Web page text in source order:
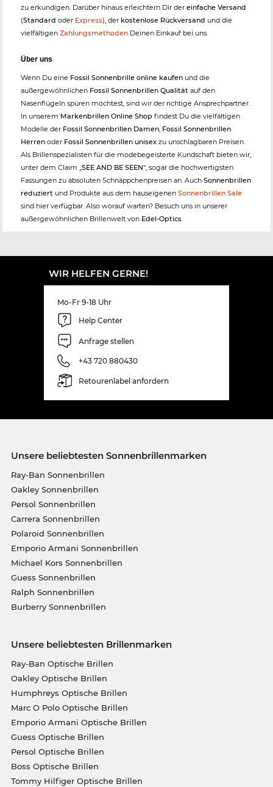
zu erkundigen. Darüber hinaus erleichtern Dir der einfache Versand
(Standard oder Express), der kostenlose Rückversand und die
vielfältigen Zahlungsmethoden Deinen Einkauf bei uns.
Über uns
Wenn Du eine Fossil Sonnenbrille online kaufen und die
außergewöhnlichen Fossil Sonnenbrillen Qualität auf den
Nasenflügeln spüren möchtest, sind wir der richtige Ansprechpartner.
In unserem Markenbrillen Online Shop findest Du die vielfältigen
Modelle der Fossil Sonnenbrillen Damen, Fossil Sonnenbrillen
Herren oder Fossil Sonnenbrillen unisex zu unschlagbaren Preisen.
Als Brillenspezialisten für die modebegeisterte Kundschaft bieten wir,
unter dem Claim „SEE AND BE SEEN“, sogar die hochwertigsten
Fassungen zu absoluten Schnäppchenpreisen an. Auch Sonnenbrillen
reduziert und Produkte aus dem hauseigenen Sonnenbrillen Sale
sind hier verfügbar. Also worauf warten? Besuch uns in unserer
außergewöhnlichen Brillenwelt von Edel-Optics.
WIR HELFEN GERNE!
Mo-Fr 9-18 Uhr
Help Center
Anfrage stellen
+43 720 880430
Retourenlabel anfordern
Unsere beliebtesten Sonnenbrillenmarken
Ray-Ban Sonnenbrillen
Oakley Sonnenbrillen
Persol Sonnenbrillen
Carrera Sonnenbrillen
Polaroid Sonnenbrillen
Emporio Armani Sonnenbrillen
Michael Kors Sonnenbrillen
Guess Sonnenbrillen
Ralph Sonnenbrillen
Burberry Sonnenbrillen
Unsere beliebtesten Brillenmarken
Ray-Ban Optische Brillen
Oakley Optische Brillen
Humphreys Optische Brillen
Marc O Polo Optische Brillen
Emporio Armani Optische Brillen
Guess Optische Brillen
Persol Optische Brillen
Boss Optische Brillen
Tommy Hilfiger Optische Brillen